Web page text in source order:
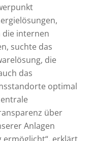
die internen
suchte das
die
das
optimal
über
Anlagen